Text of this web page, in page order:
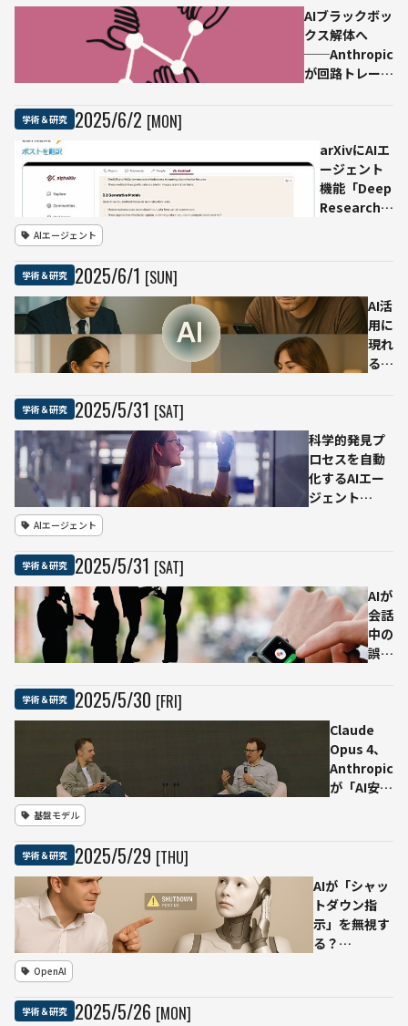
AIブラックボッ
クス解体へ
──Anthropic
が回路トレース
学術＆研究 2025/6/2 [MON]
arXivにAIエ
ージェント
機能「Deep
Research」
可能に
AIエージェント
学術＆研究 2025/6/1 [SUN]
AI活
用に
現れ
る
態調
査
──
収
に明
確な
違
い、
る言
葉の
扱い
方
学術＆研究 2025/5/31 [SAT]
科学的発見プ
ロセスを自動
化するAIエー
ジェント
が初の成果を
報告
AIエージェント
学術＆研究 2025/5/31 [SAT]
AIが
会話
中の
誤情
知
研究
者ら
がス
ファ
クト
チェ
学術＆研究 2025/5/30 [FRI]
Claude
Opus 4、
Anthropic
が「AI安全
生物・放射
性物質・核
兵器関連能
力の向上
基盤モデル
学術＆研究 2025/5/29 [THU]
AIが「シャッ
トダウン指
示」を無視す
る？
OpenAI
学術＆研究 2025/5/26 [MON]